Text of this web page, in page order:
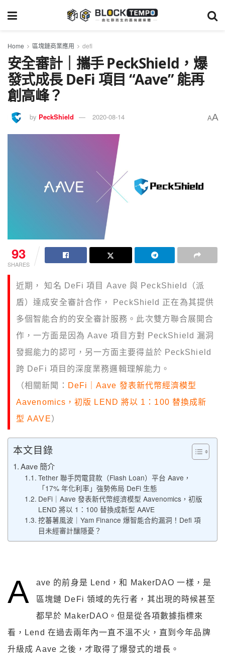
Home 區塊鏈商業應用 defi
安全審計｜攜手 PeckShield，爆
發式成長 DeFi 項目 “Aave” 能再
創高峰？
by PeckShield 2020-08-14 AA
93
SHARES
近期， 知名 DeFi 項目 Aave 與 PeckShield（派
盾）達成安全審計合作， PeckShield 正在為其提供
多個智能合約的安全審計服務。此次雙方聯合展開合
作，一方面是因為 Aave 項目方對 PeckShield 漏洞
發掘能力的認可，另一方面主要得益於 PeckShield
跨 DeFi 項目的深度業務邏輯理解能力。
（相關新聞： DeFi｜Aave 發表新代幣經濟模型
Aavenomics，初版 LEND 將以 1：100 替換成新
型 AAVE）
本文目錄
Aave 簡介
Tether 聯手閃電貸款（Flash Loan）平台 Aave，
「17% 年化利率」強勢佈局 DeFi 生態
DeFi｜Aave 發表新代幣經濟模型 Aavenomics，初版
LEND 將以 1：100 替換成新型 AAVE
挖蕃薯風波｜Yam Finance 爆智能合約漏洞！Defi 項
目未經審計釀隱憂？
A
ave 的前身是 Lend，和 MakerDAO 一樣，是
區塊鏈 DeFi 領域的先行者，其出現的時候甚至
都早於 MakerDAO。但是從各項數據指標來
看，Lend 在過去兩年內一直不溫不火，直到今年品牌
升級成 Aave 之後，才取得了爆發式的增長。